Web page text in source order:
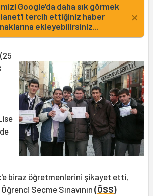
Google'da daha sık görmek
tercih ettiğiniz haber
ekleyebilirsiniz...
×
'e biraz öğretmenlerini şikayet etti,
Seçme Sınavının (ÖSS)